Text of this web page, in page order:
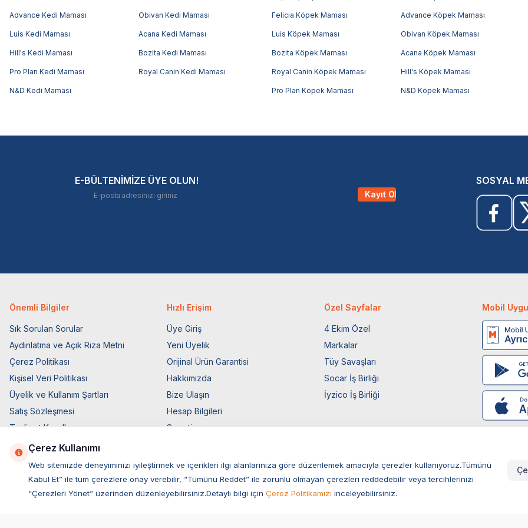
Advance Kedi Maması Obivan Kedi Maması
Luis Kedi Maması Acana Kedi Maması
Hill's Kedi Maması Bozita Kedi Maması
Pro Plan Kedi Maması Royal Canin Kedi Maması
N&D Kedi Maması
Felicia Köpek Maması Advance Köpek Maması
Luis Köpek Maması Obivan Köpek Maması
Bozita Köpek Maması Acana Köpek Maması
Royal Canin Köpek Maması Hill's Köpek Maması
Pro Plan Köpek Maması N&D Köpek Maması
E-BÜLTENİMİZE ÜYE OLUN!
Kayıt Ol
SOSYAL
Önemli Bilgiler
Sık Sorulan Sorular
Aydınlatma ve Açık Rıza Metni
Çerez Politikası
Kişisel Veri Politikası
Üyelik ve Kullanım Şartları
Satış Sözleşmesi
Teslimat Koşulları
Ticari Elektronik İzin
Elektronik İleti Aydınlatma Metni
Hızlı Erişim
Üye Giriş
Yeni Üyelik
Orijinal Ürün Garantisi
Hakkımızda
Bize Ulaşın
Hesap Bilgileri
Sepetim
Müşteri Hizmetleri
Özel Sayfalar
4 Ekim Özel
Markalar
Tüy Savaşları
Socar İş Birliği
İyzico İş Birliği
Mobil
Çerez Kullanımı
Web sitemizde deneyiminizi iyileştirmek ve içerikleri ilgi alanlarınıza göre düzenlemek amacıyla çerezler kullanıyoruz.Tümünü
Kabul Et” ile tüm çerezlere onay verebilir, “Tümünü Reddet” ile zorunlu olmayan çerezleri reddedebilir veya tercihlerinizi
“Çerezleri Yönet” üzerinden düzenleyebilirsiniz.Detaylı bilgi için Çerez Politikamızı inceleyebilirsiniz.